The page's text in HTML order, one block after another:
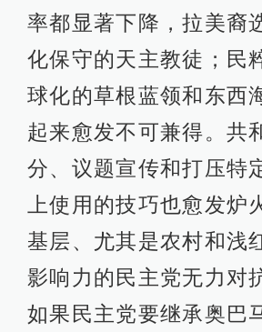
率都显著下降，拉美裔
化保守的天主教徒；民
球化的草根蓝领和东西
起来愈发不可兼得。共
分、议题宣传和打压特
上使用的技巧也愈发炉
基层、尤其是农村和浅
影响力的民主党无力对
如果民主党要继承奥巴